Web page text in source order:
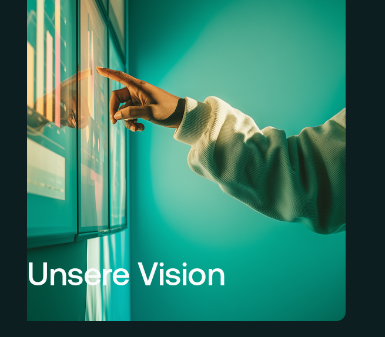
Unsere Vision
Wir bei BANQR stellen uns eine Zukunft vor, in der
Bankdienstleistungen vollständig und nahtlos in die täglichen